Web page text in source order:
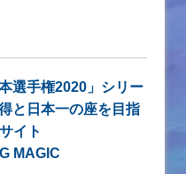
選手権2020」シリー
と日本一の座を目指
イト
MAGIC